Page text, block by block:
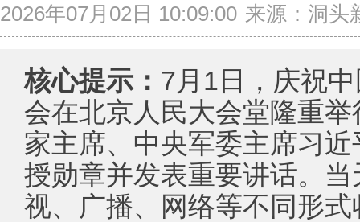
2026年07月02日 10:09:00 来源：洞头
核心提示： 7月1日，庆祝
会在北京人民大会堂隆重
家主席、中央军委主席习近
授勋章并发表重要讲话。
视、广播、网络等不同形